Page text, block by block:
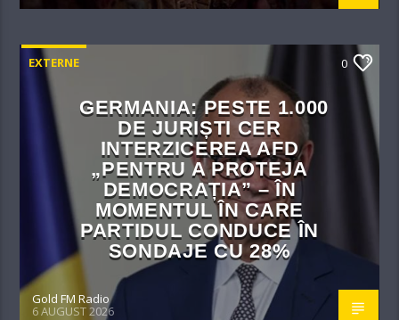
EXTERNE 0
GERMANIA: PESTE 1.000
DE JURIȘTI CER
INTERZICEREA AFD
„PENTRU A PROTEJA
DEMOCRAȚIA” – ÎN
MOMENTUL ÎN CARE
PARTIDUL CONDUCE ÎN
SONDAJE CU 28%
Gold FM Radio
6 AUGUST 2026